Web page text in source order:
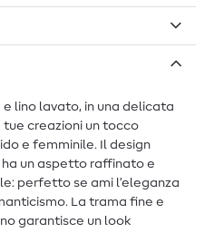
lino lavato, in una delicata
creazioni un tocco
e femminile. Il design
un aspetto raffinato e
perfetto se ami l’eleganza
La trama fine e
garantisce un look